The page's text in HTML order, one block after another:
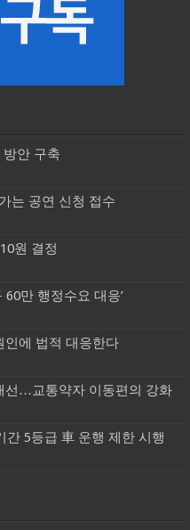
안 구축
는 공연 신청 접수
원 결정
만 행정수요 대응’
인에 법적 대응한다
선…교통약자 이동편의 강화
간 5등급 車 운행 제한 시행